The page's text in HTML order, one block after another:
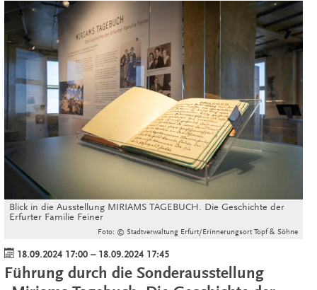
Blick in die Ausstellung MIRIAMS TAGEBUCH. Die Geschichte der
Erfurter Familie Feiner
Foto: © Stadtverwaltung Erfurt/Erinnerungsort Topf & Söhne
18.09.2024 17:00 – 18.09.2024 17:45
Führung durch die Sonderausstellung